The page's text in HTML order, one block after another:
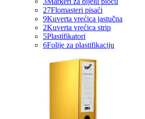
27Flomasteri pisaći
9Kuverta vrećica jastučna
2Kuverta vrećica strip
5Plastifikatori
6Folije za plastifikaciju